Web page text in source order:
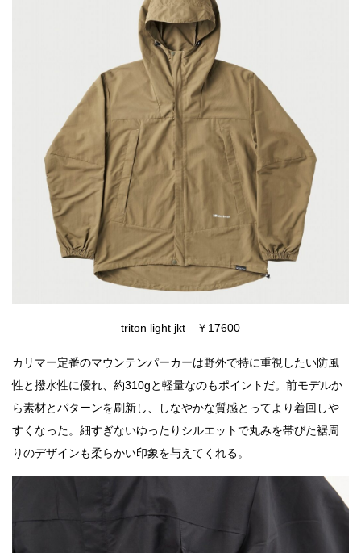
triton light jkt ￥17600
カリマー定番のマウンテンパーカーは野外で特に重視したい防風
性と撥水性に優れ、約310gと軽量なのもポイントだ。前モデルか
ら素材とパターンを刷新し、しなやかな質感とってより着回しや
すくなった。細すぎないゆったりシルエットで丸みを帯びた裾周
りのデザインも柔らかい印象を与えてくれる。